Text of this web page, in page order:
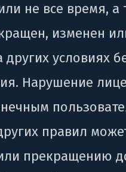
не все время, а
изменен
других условиях
Нарушение
правил
прекращению